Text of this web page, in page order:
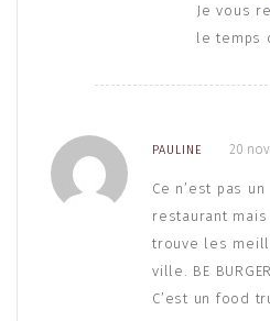
Je vous
le temps
PAULINE 20
Ce n’est pas un
restaurant
trouve les
ville. BE BURGER
C’est un food